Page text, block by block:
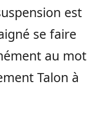
est
se faire
au mot
Talon à